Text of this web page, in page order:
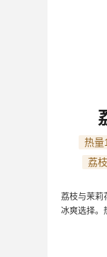
热量
荔
荔枝与茉莉
冰爽选择。